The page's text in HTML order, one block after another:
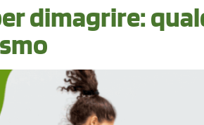
dimagrire: